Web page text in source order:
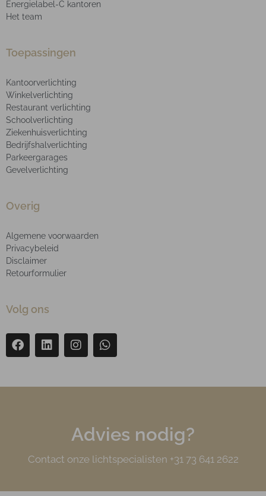
Energielabel-C kantoren
Het team
Toepassingen
Kantoorverlichting
Winkelverlichting
Restaurant verlichting
Schoolverlichting
Ziekenhuisverlichting
Bedrijfshalverlichting
Parkeergarages
Gevelverlichting
Overig
Algemene voorwaarden
Privacybeleid
Disclaimer
Retourformulier
Volg ons
Advies nodig?
Contact onze lichtspecialisten +31 73 641 2622